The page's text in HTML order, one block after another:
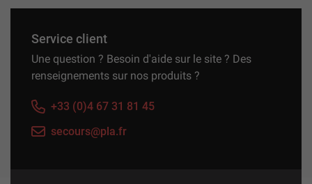
Service client
Une question ? Besoin d'aide sur le site ? Des
renseignements sur nos produits ?
+33 (0)4 67 31 81 45
secours@pla.fr